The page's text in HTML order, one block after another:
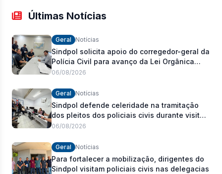
Últimas Notícias
Geral Notícias
Sindpol solicita apoio do corregedor-geral da
Polícia Civil para avanço da Lei Orgânica
Estadual
06/08/2026
Geral Notícias
Sindpol defende celeridade na tramitação
dos pleitos dos policiais civis durante visita
às delegacias
06/08/2026
Geral Notícias
Para fortalecer a mobilização, dirigentes do
Sindpol visitam policiais civis nas delegacias